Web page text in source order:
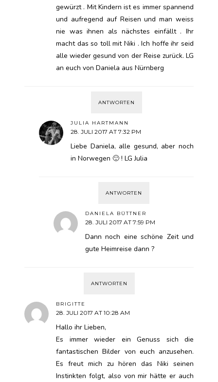
gewürzt . Mit Kindern ist es immer spannend
und aufregend auf Reisen und man weiss
nie was ihnen als nächstes einfällt . Ihr
macht das so toll mit Niki . Ich hoffe ihr seid
alle wieder gesund von der Reise zurück. LG
an euch von Daniela aus Nürnberg
ANTWORTEN
JULIA HARTMANN
28. JULI 2017 AT 7:32 PM
Liebe Daniela, alle gesund, aber noch
in Norwegen 🙂 ! LG Julia
ANTWORTEN
DANIELA BÜTTNER
28. JULI 2017 AT 7:59 PM
Dann noch eine schöne Zeit und
gute Heimreise dann ?
ANTWORTEN
BRIGITTE
28. JULI 2017 AT 10:28 AM
Hallo ihr Lieben,
Es immer wieder ein Genuss sich die
fantastischen Bilder von euch anzusehen.
Es freut mich zu hören das Niki seinen
Instinkten folgt, also von mir hätte er auch